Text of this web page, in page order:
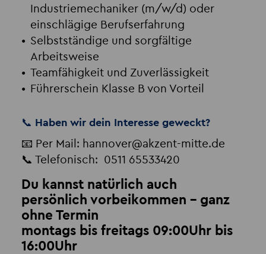
Industriemechaniker (m/w/d) oder
einschlägige Berufserfahrung
Selbstständige und sorgfältige
Arbeitsweise
Teamfähigkeit und Zuverlässigkeit
Führerschein Klasse B von Vorteil
📞 Haben wir dein Interesse geweckt?
📧 Per Mail: hannover@akzent-mitte.de
📞 Telefonisch: 0511 65533420
Du kannst natürlich auch
persönlich vorbeikommen - ganz
ohne Termin
montags bis freitags 09:00Uhr bis
16:00Uhr